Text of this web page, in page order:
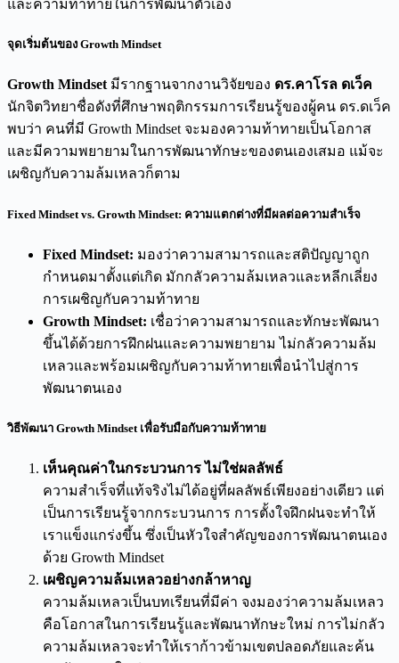
และความท้าทายในการพัฒนาตัวเอง
จุดเริ่มต้นของ Growth Mindset
Growth Mindsetมีรากฐานจากงานวิจัยของ ดร.คาโรล ดเว็ค
นักจิตวิทยาชื่อดังที่ศึกษาพฤติกรรมการเรียนรู้ของผู้คน ดร.ดเว็ค
พบว่า คนที่มี Growth Mindset จะมองความท้าทายเป็นโอกาส
และมีความพยายามในการพัฒนาทักษะของตนเองเสมอ แม้จะ
เผชิญกับความล้มเหลวก็ตาม
Fixed Mindset vs. Growth Mindset: ความแตกต่างที่มีผลต่อความสำเร็จ
Fixed Mindset: มองว่าความสามารถและสติปัญญาถูก
กำหนดมาตั้งแต่เกิด มักกลัวความล้มเหลวและหลีกเลี่ยง
การเผชิญกับความท้าทาย
Growth Mindset: เชื่อว่าความสามารถและทักษะพัฒนา
ขึ้นได้ด้วยการฝึกฝนและความพยายาม ไม่กลัวความล้ม
เหลวและพร้อมเผชิญกับความท้าทายเพื่อนำไปสู่การ
พัฒนาตนเอง
วิธีพัฒนา Growth Mindset เพื่อรับมือกับความท้าทาย
เห็นคุณค่าในกระบวนการ ไม่ใช่ผลลัพธ์
ความสำเร็จที่แท้จริงไม่ได้อยู่ที่ผลลัพธ์เพียงอย่างเดียว แต่
เป็นการเรียนรู้จากกระบวนการ การตั้งใจฝึกฝนจะทำให้
เราแข็งแกร่งขึ้น ซึ่งเป็นหัวใจสำคัญของการพัฒนาตนเอง
ด้วย Growth Mindset
เผชิญความล้มเหลวอย่างกล้าหาญ
ความล้มเหลวเป็นบทเรียนที่มีค่า จงมองว่าความล้มเหลว
คือโอกาสในการเรียนรู้และพัฒนาทักษะใหม่ การไม่กลัว
ความล้มเหลวจะทำให้เราก้าวข้ามเขตปลอดภัยและค้น